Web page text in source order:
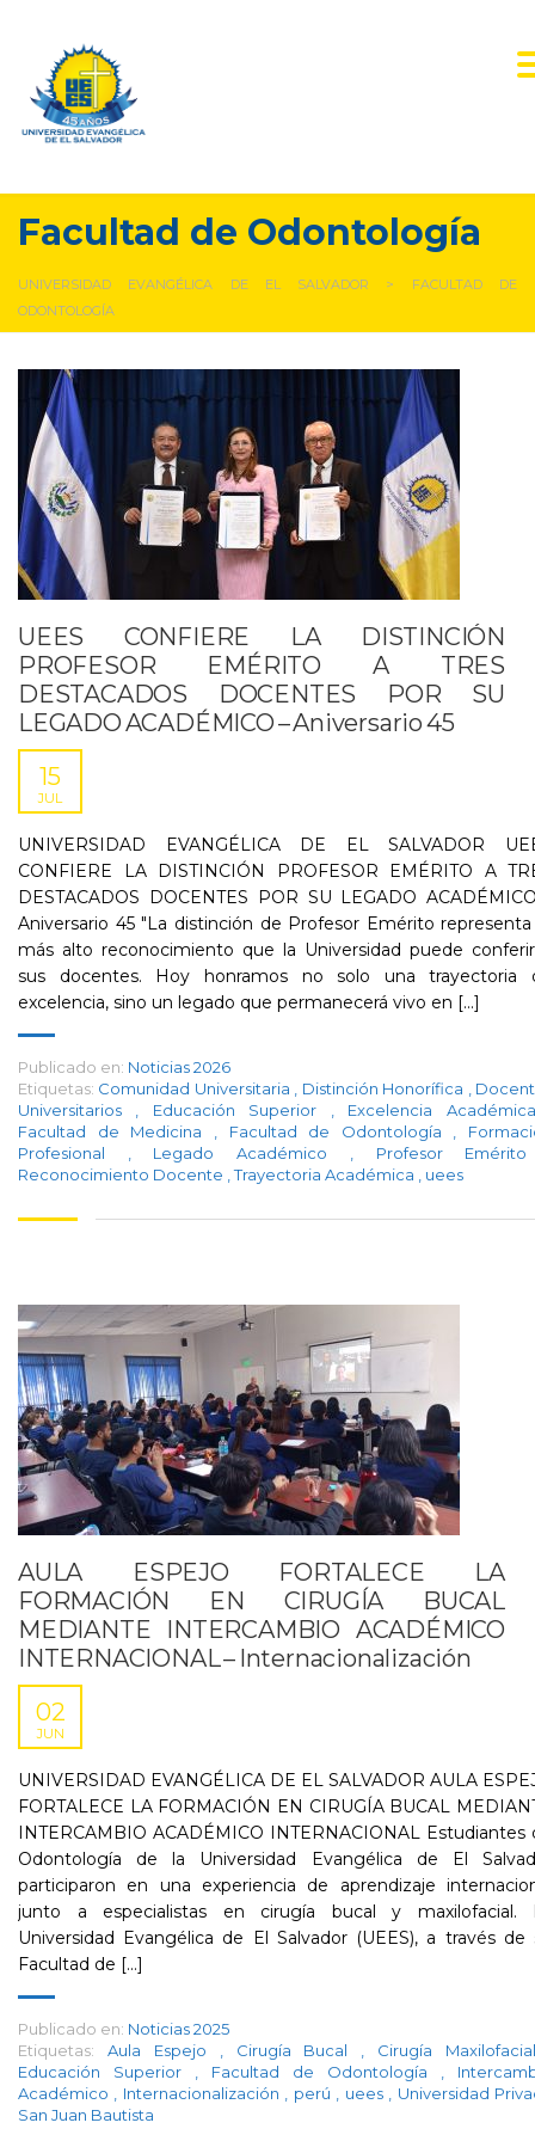
Facultad de Odontología
UNIVERSIDAD EVANGÉLICA DE EL SALVADOR > FACULTAD DE
ODONTOLOGÍA
UEES CONFIERE LA DISTINCIÓN
PROFESOR EMÉRITO A TRES
DESTACADOS DOCENTES POR SU
LEGADO ACADÉMICO – Aniversario 45
15
JUL
UNIVERSIDAD EVANGÉLICA DE EL SALVADOR
CONFIERE LA DISTINCIÓN PROFESOR EMÉRITO A
DESTACADOS DOCENTES POR SU LEGADO
Aniversario 45 "La distinción de Profesor Emérito
más alto reconocimiento que la Universidad puede
sus docentes. Hoy honramos no solo una trayectoria
excelencia, sino un legado que permanecerá vivo en [...]
Publicado en: Noticias 2026
Etiquetas: Comunidad Universitaria Distinción Honorífica
Universitarios
Educación Superior
Excelencia
Facultad de Medicina
Facultad de Odontología
Profesional
Legado Académico
Profesor
Reconocimiento Docente
Trayectoria Académica uees
AULA ESPEJO FORTALECE LA
FORMACIÓN EN CIRUGÍA BUCAL
MEDIANTE INTERCAMBIO ACADÉMICO
INTERNACIONAL – Internacionalización
02
JUN
UNIVERSIDAD EVANGÉLICA DE EL SALVADOR AULA
FORTALECE LA FORMACIÓN EN CIRUGÍA BUCAL
INTERCAMBIO ACADÉMICO INTERNACIONAL Estudiantes
Odontología de la Universidad Evangélica de El
participaron en una experiencia de aprendizaje
junto a especialistas en cirugía bucal y maxilofacial.
Universidad Evangélica de El Salvador (UEES), a través de
Facultad de [...]
Publicado en: Noticias 2025
Etiquetas:
Aula Espejo Cirugía Bucal
Cirugía
Educación Superior
Facultad de Odontología
Académico
Internacionalización perú uees
Universidad
San Juan Bautista